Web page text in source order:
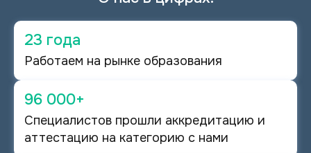
23 года
Работаем на рынке образования
96 000+
Специалистов прошли аккредитацию и
аттестацию на категорию с нами